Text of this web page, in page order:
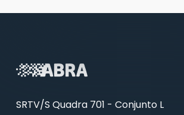
SRTV/S Quadra 701 - Conjunto L